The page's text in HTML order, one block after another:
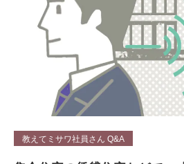
教えてミサワ社員さん Q&A